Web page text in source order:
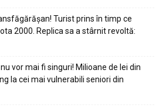
Turist prins în timp ce
2000. Replica sa a stârnit revoltă:
vor mai fi singuri! Milioane de lei din
la cei mai vulnerabili seniori din